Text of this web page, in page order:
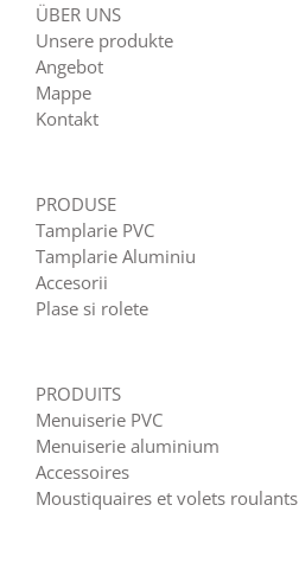
ÜBER UNS
Unsere produkte
Angebot
Mappe
Kontakt
PRODUSE
Tamplarie PVC
Tamplarie Aluminiu
Accesorii
Plase si rolete
PRODUITS
Menuiserie PVC
Menuiserie aluminium
Accessoires
Moustiquaires et volets roulants